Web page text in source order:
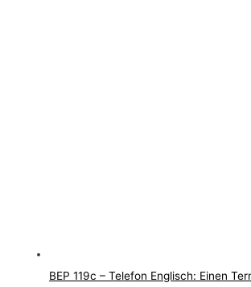
BEP 119c – Telefon Englisch: Einen